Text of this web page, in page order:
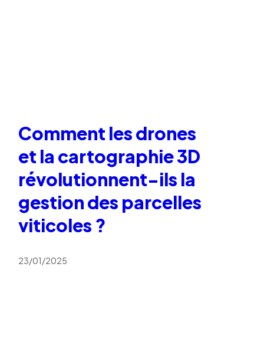
Comment les drones
et la cartographie 3D
révolutionnent-ils la
gestion des parcelles
viticoles ?
23/01/2025